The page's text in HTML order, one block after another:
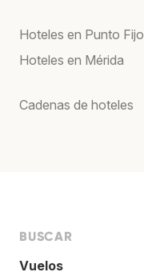
Hoteles en Punto Fijo
Hoteles en Mérida
Cadenas de hoteles
BUSCAR
Vuelos